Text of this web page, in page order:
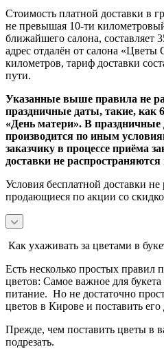
Стоимость платной доставки в
не превышая 10-ти
ближайшего салона, составляет
адрес отдалён от салона «Цветы
километров, тариф доставки
пути.
Указанные выше правила не
праздничные даты, такие, как
«День матери». В праздничные
производится по иным
заказчику в процессе приёма
доставки не
Условия бесплатной доставки
продающиеся по акции со
Как ухаживать за цветами в
Есть несколько простых правил
цветов: Самое важное для
питание. Но не достаточно
цветов в Кирове и поставить его
Прежде, чем поставить цветы в
подрезать.